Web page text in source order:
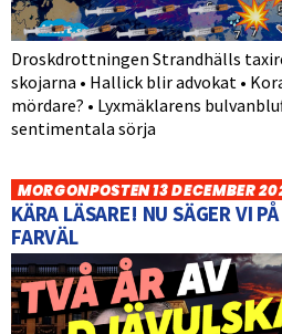
Droskdrottningen Strandhälls
skojarna • Hallick blir advokat •
mördare? • Lyxmäklarens
sentimentala sörja
MORGONPOSTEN 13 DECEMBER
KÄRA LÄSARE! NU SÄGER VI
FARVÄL